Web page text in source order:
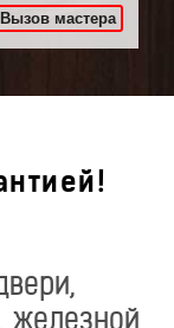
Вызов мастера
железной